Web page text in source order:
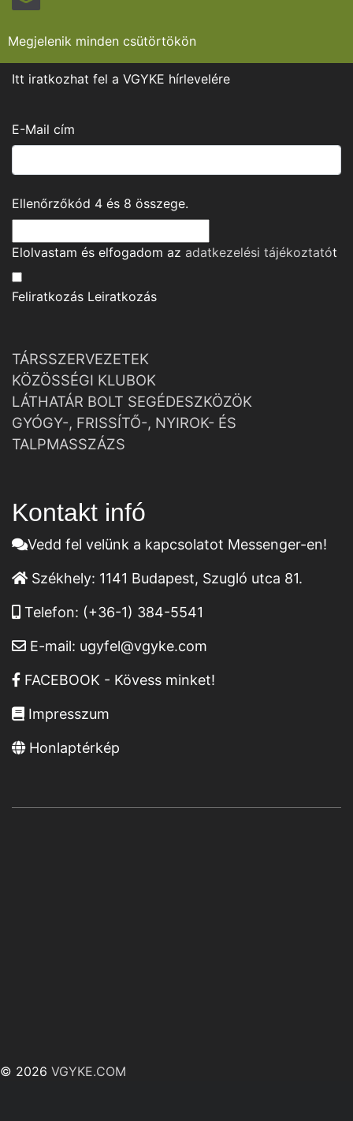
Megjelenik minden csütörtökön
Itt iratkozhat fel a VGYKE hírlevelére
E-Mail cím
Ellenőrzőkód 4 és 8 összege.
Elolvastam és elfogadom az adatkezelési tájékoztatót
Feliratkozás Leiratkozás
TÁRSSZERVEZETEK
KÖZÖSSÉGI KLUBOK
LÁTHATÁR BOLT SEGÉDESZKÖZÖK
GYÓGY-, FRISSÍTŐ-, NYIROK- ÉS
TALPMASSZÁZS
Kontakt infó
Vedd fel velünk a kapcsolatot Messenger-en!
Székhely: 1141 Budapest, Szugló utca 81.
Telefon: (+36-1) 384-5541
E-mail: ugyfel@vgyke.com
FACEBOOK - Kövess minket!
Impresszum
Honlaptérkép
© 2026 VGYKE.COM